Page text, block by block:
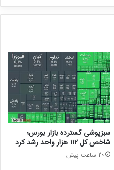
سبزپوشی گسترده بازار بورس؛
شاخص کل ۱۱۲ هزار واحد رشد کرد
20 ساعت پیش